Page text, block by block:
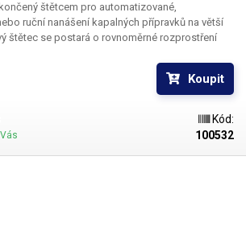
štětcem pro automatizované,
ruční nanášení kapalných přípravků na větší
štětec se postará o rovnoměrné rozprostření
tuhostmi štětce; pro hrubší povrchy a
štětec s tužšími a silnějšími vlákny; proto
nástavce vyrobeny ve dvou provedeních
Koupit
Kód:
100532